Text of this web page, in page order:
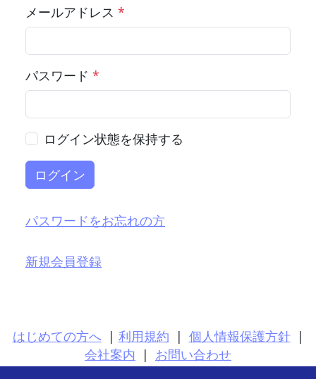
メールアドレス *
パスワード *
ログイン状態を保持する
ログイン
パスワードをお忘れの方
新規会員登録
はじめての方へ | 利用規約 | 個人情報保護方針 |
会社案内 | お問い合わせ